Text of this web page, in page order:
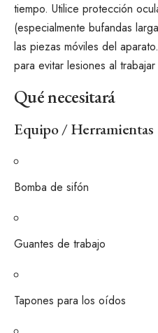
tiempo. Utilice protección
(especialmente bufandas
las piezas móviles del
para evitar lesiones al
Qué necesitará
Equipo / Herramientas
Bomba de sifón
Guantes de trabajo
Tapones para los oídos